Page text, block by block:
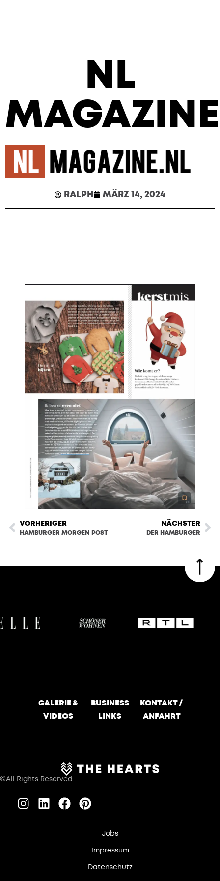
NL
MAGAZINE
RALPH MÄRZ 14, 2024
VORHERIGER
HAMBURGER MORGEN POST
NÄCHSTER
DER HAMBURGER
GALERIE &
VIDEOS
BUSINESS
LINKS
KONTAKT /
ANFAHRT
©All Rights Reserved
Jobs
Impressum
Datenschutz